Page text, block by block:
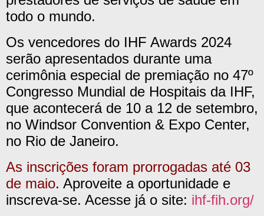
todo o mundo.
Os vencedores do IHF Awards 2024
serão apresentados durante uma
cerimônia especial de premiação no 47º
Congresso Mundial de Hospitais da IHF,
que acontecerá de 10 a 12 de setembro,
no Windsor Convention & Expo Center,
no Rio de Janeiro.
As inscrições foram prorrogadas até 03
de maio. Aproveite a oportunidade e
inscreva-se. Acesse já o site: ihf-fih.org/